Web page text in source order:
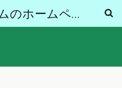
リサシステムのホームページ